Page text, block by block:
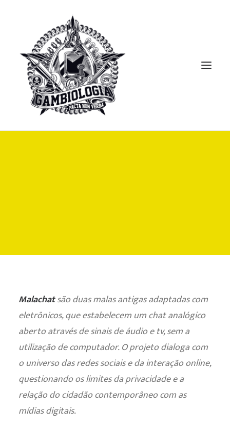
Malachatsão duas malas antigas adaptadas com
eletrônicos, que estabelecem um chat analógico
aberto através de sinais de áudio e tv, sem a
utilização de computador. O projeto dialoga com
o universo das redes sociais e da interação online,
questionando os limites da privacidade e a
relação do cidadão contemporâneo com as
mídias digitais.